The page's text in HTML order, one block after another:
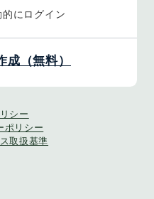
にログイン
成（無料）
シー
ポリシー
取扱基準